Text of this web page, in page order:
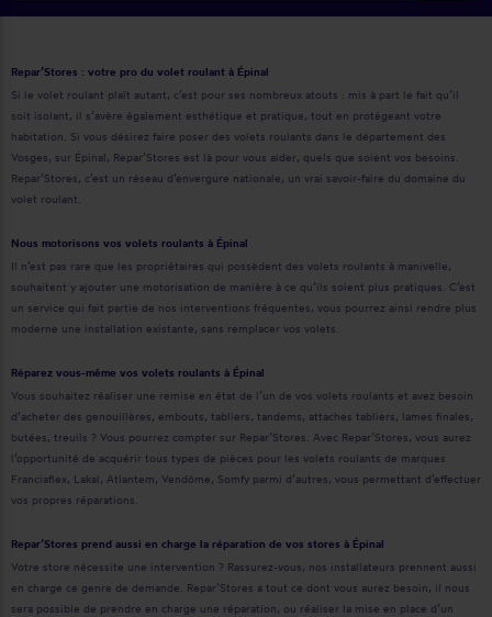
Repar’Stores : votre pro du volet roulant à Épinal
Si le volet roulant plaît autant, c’est pour ses nombreux atouts : mis à part le fait qu’il
soit isolant, il s’avère également esthétique et pratique, tout en protégeant votre
habitation. Si vous désirez faire poser des volets roulants dans le département des
Vosges, sur Épinal, Repar’Stores est là pour vous aider, quels que soient vos besoins.
Repar’Stores, c’est un réseau d’envergure nationale, un vrai savoir-faire du domaine du
volet roulant.
Nous motorisons vos volets roulants à Épinal
Il n’est pas rare que les propriétaires qui possèdent des volets roulants à manivelle,
souhaitent y ajouter une motorisation de manière à ce qu’ils soient plus pratiques. C’est
un service qui fait partie de nos interventions fréquentes, vous pourrez ainsi rendre plus
moderne une installation existante, sans remplacer vos volets.
Réparez vous-même vos volets roulants à Épinal
Vous souhaitez réaliser une remise en état de l’un de vos volets roulants et avez besoin
d’acheter des genouillères, embouts, tabliers, tandems, attaches tabliers, lames finales,
butées, treuils ? Vous pourrez compter sur Repar’Stores. Avec Repar’Stores, vous aurez
l’opportunité de acquérir tous types de pièces pour les volets roulants de marques
Franciaflex, Lakal, Atlantem, Vendôme, Somfy parmi d’autres, vous permettant d’effectuer
vos propres réparations.
Repar’Stores prend aussi en charge la réparation de vos stores à Épinal
Votre store nécessite une intervention ? Rassurez-vous, nos installateurs prennent aussi
en charge ce genre de demande. Repar’Stores a tout ce dont vous aurez besoin, il nous
sera possible de prendre en charge une réparation, ou réaliser la mise en place d’un